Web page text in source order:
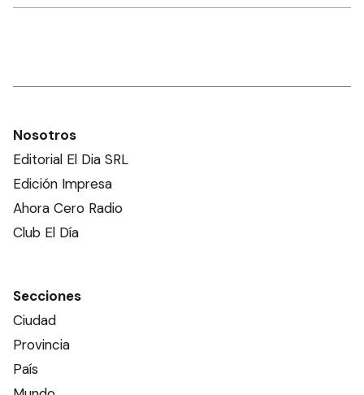
Nosotros
Editorial El Dia SRL
Edición Impresa
Ahora Cero Radio
Club El Día
Secciones
Ciudad
Provincia
País